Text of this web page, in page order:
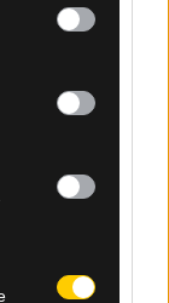
may click to
party tags to
below Google
–